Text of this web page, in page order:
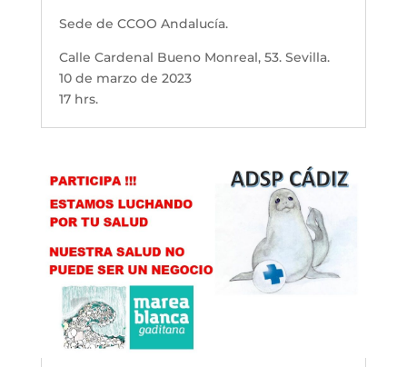
Sede de CCOO Andalucía.
Calle Cardenal Bueno Monreal, 53. Sevilla.
10 de marzo de 2023
17 hrs.